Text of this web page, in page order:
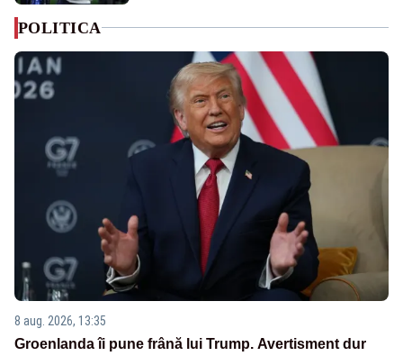
POLITICA
8 aug. 2026, 13:35
Groenlanda îi pune frână lui Trump. Avertisment dur